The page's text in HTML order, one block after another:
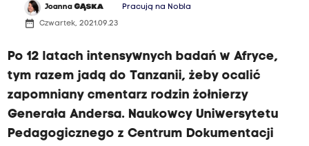
JoannaGĄSKA Pracują na Nobla
date_range Czwartek, 2021.09.23
Po 12 latach intensywnych badań w Afryce,
tym razem jadą do Tanzanii, żeby ocalić
zapomniany cmentarz rodzin żołnierzy
Generała Andersa. Naukowcy Uniwersytetu
Pedagogicznego z Centrum Dokumentacji